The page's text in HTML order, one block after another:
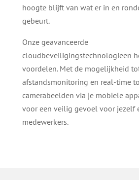
hoogte blijft van wat er in en
gebeurt.
Onze geavanceerde
cloudbeveiligingstechnologieën
voordelen. Met de mogelijkheid
afstandsmonitoring en real-time
camerabeelden via je mobiele
voor een veilig gevoel voor jezelf
medewerkers.